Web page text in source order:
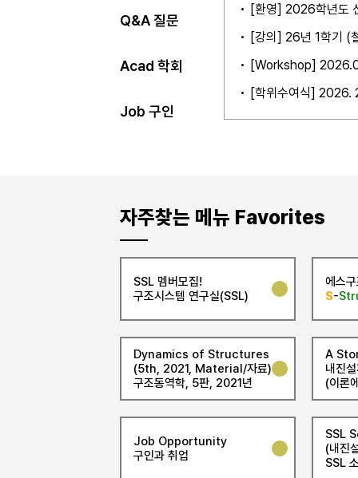
Q&A 질문
Acad 학회
Job 구인
[환영] 2026학년도
[강의] 26년 1학기 (
[Workshop]
[학위수여식] 2026.
자주찾는 메뉴 Favorites
SSL 멤버모집!
구조시스템 연구실(SSL)
에스
S-
Dynamics of Structures
(5th, 2021, Material/자료)
구조동역학, 5판, 2021년
A
내진
(이론
Job Opportunity
구인과 취업
SSL
(내진
SSL